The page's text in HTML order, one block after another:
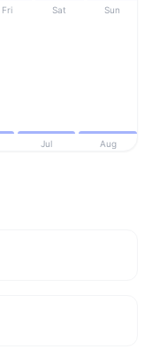
Fri Sat Sun
Jul Aug